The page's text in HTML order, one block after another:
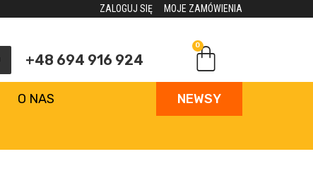
ZALOGUJ SIĘ MOJE ZAMÓWIENIA
+48 694 916 924
0
O NAS NEWSY